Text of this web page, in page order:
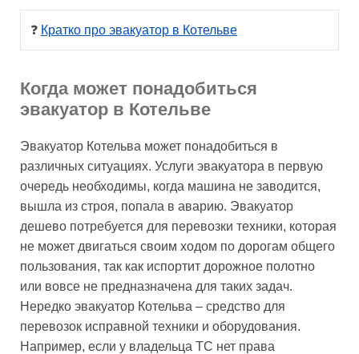
❓ Кратко про эвакуатор в Котельве
Когда может понадобиться
эвакуатор в Котельве
Эвакуатор Котельва может понадобиться в
различных ситуациях. Услуги эвакуатора в первую
очередь необходимы, когда машина не заводится,
вышла из строя, попала в аварию. Эвакуатор
дешево потребуется для перевозки техники, которая
не может двигаться своим ходом по дорогам общего
пользования, так как испортит дорожное полотно
или вовсе не предназначена для таких задач.
Нередко эвакуатор Котельва – средство для
перевозок исправной техники и оборудования.
Например, если у владельца ТС нет права